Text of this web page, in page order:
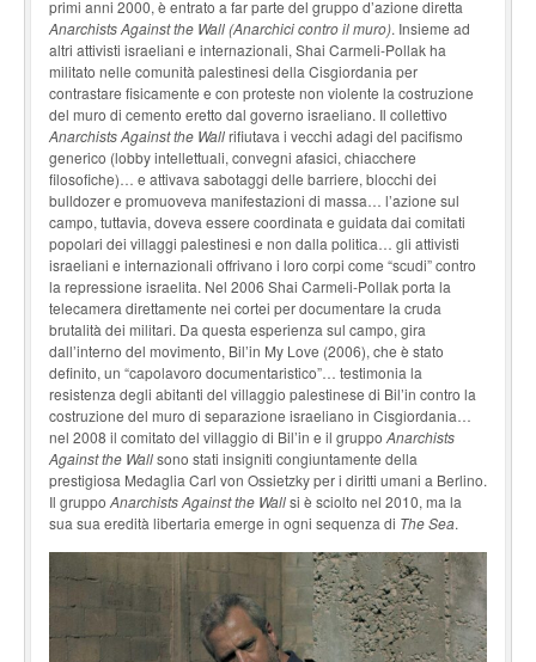
primi anni 2000, è entrato a far parte del gruppo d’azione diretta
Anarchists Against the Wall (Anarchici contro il muro). Insieme ad
altri attivisti israeliani e internazionali, Shai Carmeli-Pollak ha
militato nelle comunità palestinesi della Cisgiordania per
contrastare fisicamente e con proteste non violente la costruzione
del muro di cemento eretto dal governo israeliano. Il collettivo
Anarchists Against the Wallrifiutava i vecchi adagi del pacifismo
generi­co (lobby intellettuali, convegni afasici, chiacchere
filosofiche)… e attivava sabotaggi delle bar­riere, blocchi dei
bulldozer e promuoveva manifestazioni di massa… l’azione sul
campo, tutta­via, doveva essere coordinata e guidata dai comitati
popolari dei villaggi palestinesi e non dalla politica… gli attivisti
israeliani e internazionali offrivano i loro corpi come “scudi” contro
la repressione israelita. Nel 2006 Shai Carmeli-Pollak porta la
telecamera direttamente nei cortei per documentare la cruda
brutalità dei militari. Da questa esperienza sul campo, gira
dall’interno del movimento, Bil’in My Love (2006), che è stato
definito, un “capolavoro documentaristico”… testimonia la
resistenza degli abitanti del villaggio palestinese di Bil’in contro la
costruzione del muro di separazione israeliano in Cisgiordania…
nel 2008 il comitato del villaggio di Bil’in e il gruppo Anarchists
Against the Wallsono stati insigniti congiuntamente della
prestigiosa Medaglia Carl von Ossietzky per i diritti umani a Berlino.
Il gruppo Anarchists Against the Wallsi è sciolto nel 2010, ma la
sua sua eredità libertaria emerge in ogni sequenza di The Sea.